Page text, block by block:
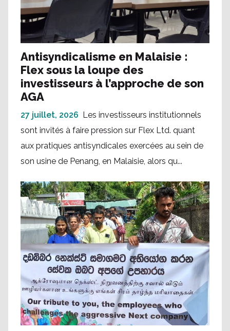
Antisyndicalisme en Malaisie :
Flex sous la loupe des
investisseurs à l’approche de son
AGA
27 juillet, 2026 Les investisseurs institutionnels
sont invités à faire pression sur Flex Ltd. quant
aux pratiques antisyndicales exercées au sein de
son usine de Penang, en Malaisie, alors qu...